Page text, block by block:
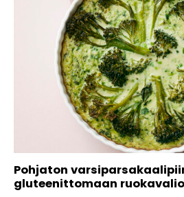
Pohjaton
gluteenittomaan